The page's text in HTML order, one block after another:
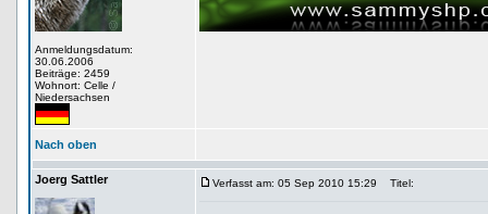
Anmeldungsdatum:
30.06.2006
Beiträge: 2459
Wohnort: Celle /
Niedersachsen
Nach oben
Joerg Sattler Verfasst am: 05 Sep 2010 15:29 Titel: